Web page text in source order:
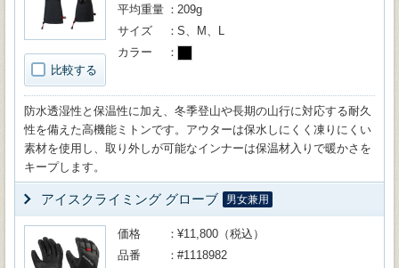
比較する
平均重量
209g
サイズ
S、M、L
カラー
防水透湿性と保温性に加え、冬季登山や長期の山行に対応する耐久
性を備えた高機能ミトンです。アウターは保水しにくく凍りにくい
素材を使用し、取り外しが可能なインナーは保温材入りで暖かさを
キープします。
アイスクライミング グローブ 男女兼用
価格
¥11,800（税込）
品番
#1118982